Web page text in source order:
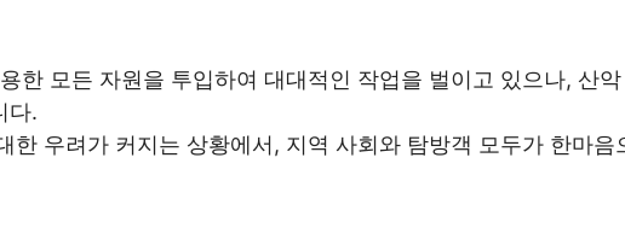
한 모든 자원을 투입하여 대대적인 작업을 벌이고 있으나, 산
다.
한 우려가 커지는 상황에서, 지역 사회와 탐방객 모두가 한마음